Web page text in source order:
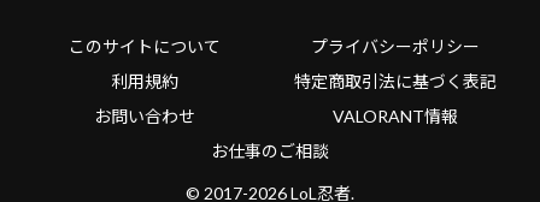
このサイトについて
プライバシーポリシー
利用規約
特定商取引法に基づく表記
お問い合わせ
VALORANT情報
お仕事のご相談
© 2017-2026 LoL忍者.